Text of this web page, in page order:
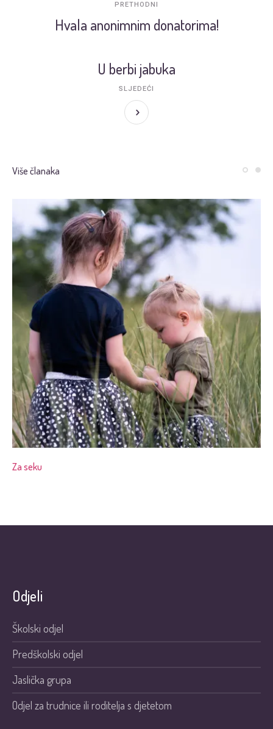
Hvala anonimnim donatorima!
PRETHODNI
U berbi jabuka
SLJEDEĆI
Više članaka
Za seku
Odjeli
Školski odjel
Predškolski odjel
Jaslička grupa
Odjel za trudnice ili roditelja s djetetom